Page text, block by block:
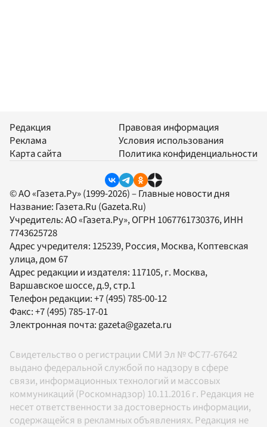
Редакция
Реклама
Карта сайта
Правовая информация
Условия использования
Политика конфиденциальности
© АО «Газета.Ру» (1999-2026) – Главные новости дня
Название: Газета.Ru (Gazeta.Ru)
Учредитель:АО «Газета.Ру», ОГРН 1067761730376, ИНН
7743625728
Адрес учредителя: 125239, Россия, Москва, Коптевская
улица, дом 67
Адрес редакции и издателя: 117105, г. Москва,
Варшавское шоссе, д.9, стр.1
Телефон редакции:+7 (495) 785-00-12
Факс:+7 (495) 785-17-01
Электронная почта: gazeta@gazeta.ru
Свидетельство о регистрации СМИ Эл № ФС77-67642
выдано федеральной службой по надзору в сфере
связи, информационных технологий и массовых
коммуникаций (Роскомнадзор) 10.11.2016 г. Редакция не
несет ответственности за достоверность информации,
содержащейся в рекламных объявлениях. Редакция не